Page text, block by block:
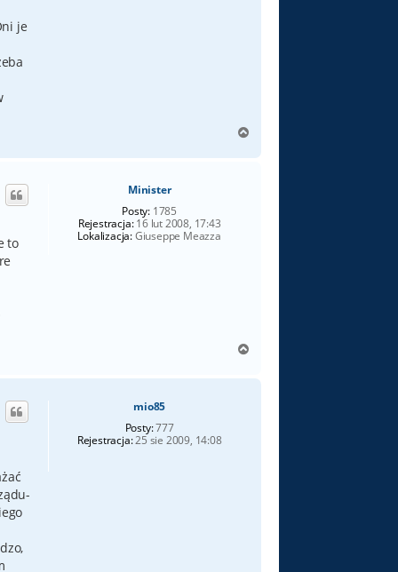
je
g
Minister
Posty: 1785
Rejestracja:16 lut 2008, 17:43
Lokalizacja:Giuseppe Meazza
to
g
mio85
Posty:777
Rejestracja:25 sie 2009, 14:08